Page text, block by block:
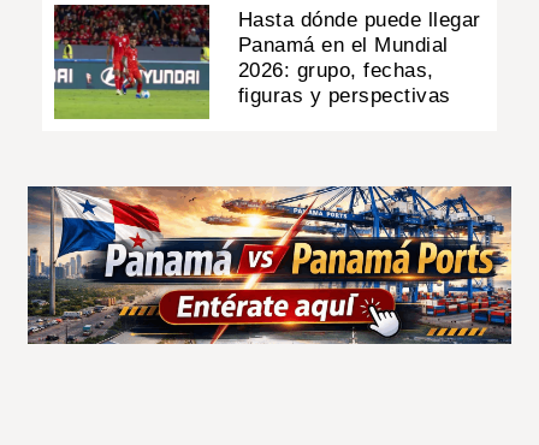
Hasta dónde puede llegar
Panamá en el Mundial
2026: grupo, fechas,
figuras y perspectivas